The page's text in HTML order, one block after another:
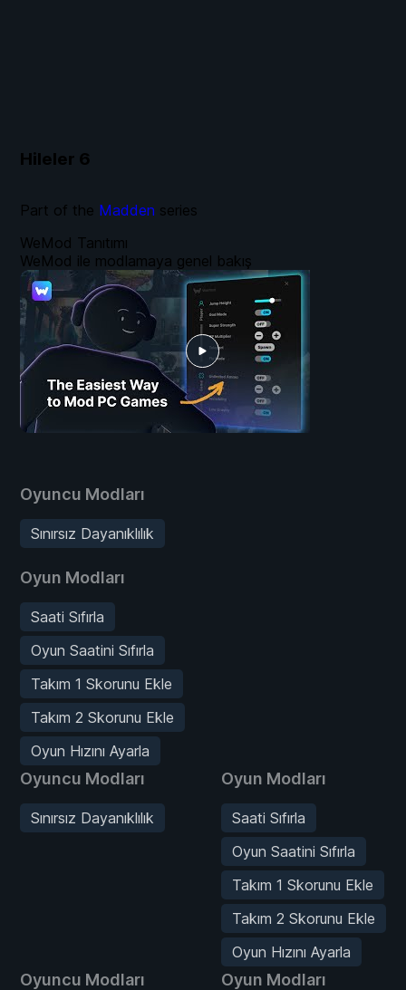
Hileler 6
Oyuncu Modları
Sınırsız Dayanıklılık
Oyun Modları
Saati Sıfırla
Oyun Saatini Sıfırla
Takım 1 Skorunu Ekle
Takım 2 Skorunu Ekle
Oyun Hızını Ayarla
Oyuncu Modları
Sınırsız Dayanıklılık
Oyun Modları
Saati Sıfırla
Oyun Saatini Sıfırla
Takım 1 Skorunu Ekle
Takım 2 Skorunu Ekle
Oyun Hızını Ayarla
Oyuncu Modları Oyun Modları
WeMod Tanıtımı
WeMod ile modlamaya genel bakış
Part of the Madden series